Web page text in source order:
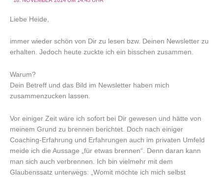
Liebe Heide,
immer wieder schön von Dir zu lesen bzw. Deinen Newsletter zu
erhalten. Jedoch heute zuckte ich ein bisschen zusammen.
Warum?
Dein Betreff und das Bild im Newsletter haben mich
zusammenzucken lassen.
Vor einiger Zeit wäre ich sofort bei Dir gewesen und hätte von
meinem Grund zu brennen berichtet. Doch nach einiger
Coaching-Erfahrung und Erfahrungen auch im privaten Umfeld
meide ich die Aussage „für etwas brennen“. Denn daran kann
man sich auch verbrennen. Ich bin vielmehr mit dem
Glaubenssatz unterwegs: „Womit möchte ich mich selbst